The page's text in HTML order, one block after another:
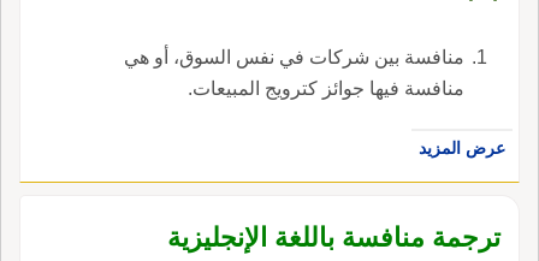
يتنافس الناس على أحسن الجامعات وأحسن المهن
وإلى غير ذلك. وتشكل المنافسة حافزا قويا للفوز
منافسة بين شركات في نفس السوق، أو هي
منافسة فيها جوائز كترويج المبيعات.
عرض المزيد
ترجمة منافسة باللغة الإنجليزية